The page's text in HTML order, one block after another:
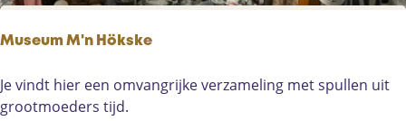
n
d
Museum M'n Hökske
M
u
Je vindt hier een omvangrijke verzameling met spullen uit
grootmoeders tijd.